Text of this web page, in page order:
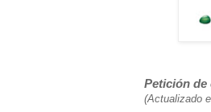
Petición de
(Actualizado